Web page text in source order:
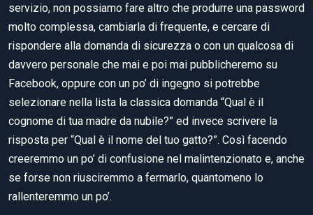
servizio, non possiamo fare altro che produrre una password
molto complessa, cambiarla di frequente, e cercare di
rispondere alla domanda di sicurezza o con un qualcosa di
davvero personale che mai e poi mai pubblicheremo su
Facebook, oppure con un po’ di ingegno si potrebbe
selezionare nella lista la classica domanda “Qual è il
cognome di tua madre da nubile?” ed invece scrivere la
risposta per “Qual è il nome del tuo gatto?”. Così facendo
creeremmo un po’ di confusione nel malintenzionato e, anche
se forse non riusciremmo a fermarlo, quantomeno lo
rallenteremmo un po’.